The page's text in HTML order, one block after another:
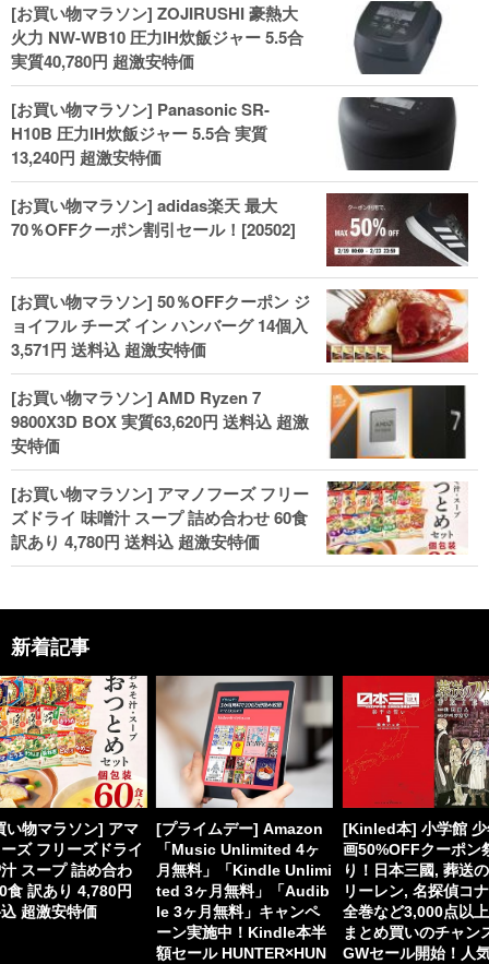
[お買い物マラソン] ZOJIRUSHI 豪熱大
火力 NW-WB10 圧力IH炊飯ジャー 5.5合
実質40,780円 超激安特価
[お買い物マラソン] Panasonic SR-
H10B 圧力IH炊飯ジャー 5.5合 実質
13,240円 超激安特価
[お買い物マラソン] adidas楽天 最大
70％OFFクーポン割引セール！[20502]
[お買い物マラソン] 50％OFFクーポン ジ
ョイフル チーズ イン ハンバーグ 14個入
3,571円 送料込 超激安特価
[お買い物マラソン] AMD Ryzen 7
9800X3D BOX 実質63,620円 送料込 超激
安特価
[お買い物マラソン] アマノフーズ フリー
ズドライ 味噌汁 スープ 詰め合わせ 60食
訳あり 4,780円 送料込 超激安特価
新着記事
[プライムデー] Amazon
「Music Unlimited 4ヶ
月無料」「Kindle Unlimi
ted 3ヶ月無料」「Audib
le 3ヶ月無料」キャンペ
ーン実施中！Kindle本半
額セール HUNTER×HUN
[Kinled本] 小学館 少
画50%OFFクーポン
り！日本三國, 葬送
リーレン, 名探偵コ
全巻など3,000点以
まとめ買いのチャン
GWセール開始！人
い物マラソン] アマ
ズ フリーズドライ
スープ 詰め合わ
食 訳あり 4,780円
超激安特価